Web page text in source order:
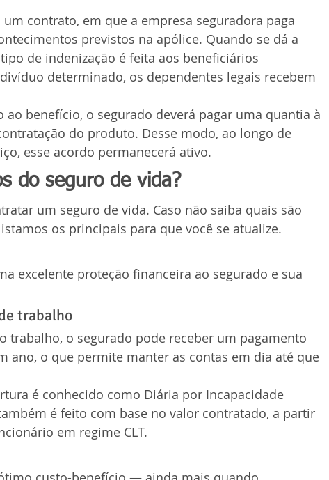
contrato, em que a empresa seguradora paga
previstos na apólice. Quando se dá a
de indenização é feita aos beneficiários
determinado, os dependentes legais recebem
benefício, o segurado deverá pagar uma quantia à
do produto. Desse modo, ao longo de
esse acordo permanecerá ativo.
do seguro de vida?
um seguro de vida. Caso não saiba quais são
os principais para que você se atualize.
excelente proteção financeira ao segurado e sua
trabalho
trabalho, o segurado pode receber um pagamento
ano, o que permite manter as contas em dia até que
é conhecido como Diária por Incapacidade
é feito com base no valor contratado, a partir
em regime CLT.